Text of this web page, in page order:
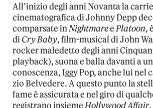
All’inizio degli anni Novanta la
cinematografica di Johnny Depp
comparsate inNightmareePlatoon,
diCry Baby, film-musical di John
rocker maledetto degli anni
playback), suona e balla davanti a
conoscenza, Iggy Pop, anche lui nel
zio Belvedere. A questo punto la
fame è assicurata e nel giro di
registrano insiemeHollywood Affair